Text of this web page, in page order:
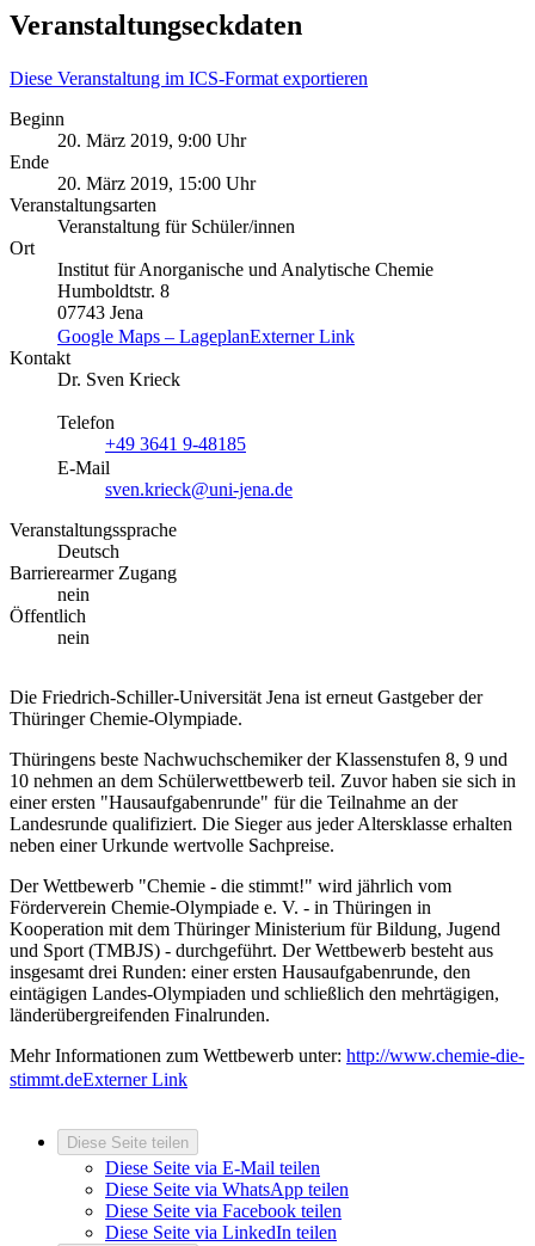
Veranstaltungseckdaten
Diese Veranstaltung im ICS-Format exportieren
Beginn
20. März 2019, 9:00 Uhr
Ende
20. März 2019, 15:00 Uhr
Veranstaltungsarten
Veranstaltung für Schüler/innen
Ort
Institut für Anorganische und Analytische Chemie
Humboldtstr. 8
07743 Jena
Google Maps – LageplanExterner Link
Kontakt
Dr. Sven Krieck
Telefon
+49 3641 9-48185
E-Mail
sven.krieck@uni-jena.de
Veranstaltungssprache
Deutsch
Barrierearmer Zugang
nein
Öffentlich
nein
Die Friedrich-Schiller-Universität Jena ist erneut Gastgeber der
Thüringer Chemie-Olympiade.
Thüringens beste Nachwuchschemiker der Klassenstufen 8, 9 und
10 nehmen an dem Schülerwettbewerb teil. Zuvor haben sie sich in
einer ersten "Hausaufgabenrunde" für die Teilnahme an der
Landesrunde qualifiziert. Die Sieger aus jeder Altersklasse erhalten
neben einer Urkunde wertvolle Sachpreise.
Der Wettbewerb "Chemie - die stimmt!" wird jährlich vom
Förderverein Chemie-Olympiade e. V. - in Thüringen in
Kooperation mit dem Thüringer Ministerium für Bildung, Jugend
und Sport (TMBJS) - durchgeführt. Der Wettbewerb besteht aus
insgesamt drei Runden: einer ersten Hausaufgabenrunde, den
eintägigen Landes-Olympiaden und schließlich den mehrtägigen,
länderübergreifenden Finalrunden.
Mehr Informationen zum Wettbewerb unter: http://www.chemie-die-
stimmt.deExterner Link
Diese Seite teilen
Diese Seite via E-Mail teilen
Diese Seite via WhatsApp teilen
Diese Seite via Facebook teilen
Diese Seite via LinkedIn teilen